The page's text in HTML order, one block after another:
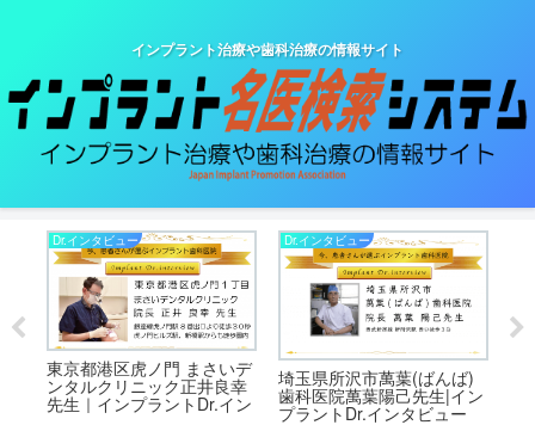
インプラント治療や歯科治療の情報サイト
Dr.インタビュー
東京都港区虎ノ門 まさいデ
ンタルクリニック正井良幸
先生｜インプラントDr.イン
Dr.インタビュー
埼玉県所沢市萬葉(ばんば)
歯科医院萬葉陽己先生|イン
プラントDr.インタビュー